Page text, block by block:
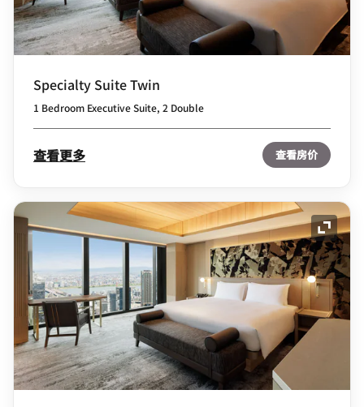
Specialty Suite Twin
1 Bedroom Executive Suite, 2 Double
查看更多 查看房价
展开